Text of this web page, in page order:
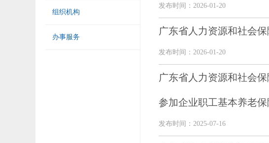
组织机构
办事服务
发布时间：2026-01-20
广东省人力资源和社会
发布时间：2026-01-20
广东省人力资源和社会
参加企业职工基本养老
发布时间：2025-07-16